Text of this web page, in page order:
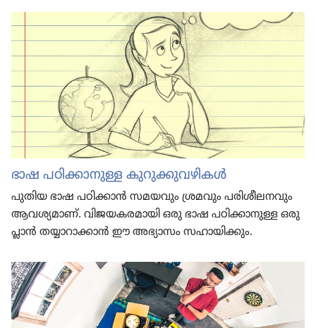
ഭാഷ പഠിക്കാ​നു​ള്ള കുറു​ക്കു​വ​ഴി​കൾ
പുതിയ ഭാഷ പഠിക്കാൻ സമയവും ശ്രമവും പരിശീ​ല​ന​വും
ആവശ്യ​മാണ്‌. വിജയ​ക​ര​മാ​യി ഒരു ഭാഷ പഠിക്കാ​നു​ള്ള ഒരു
പ്ലാൻ തയ്യാറാ​ക്കാൻ ഈ അഭ്യാസം സഹായി​ക്കും.